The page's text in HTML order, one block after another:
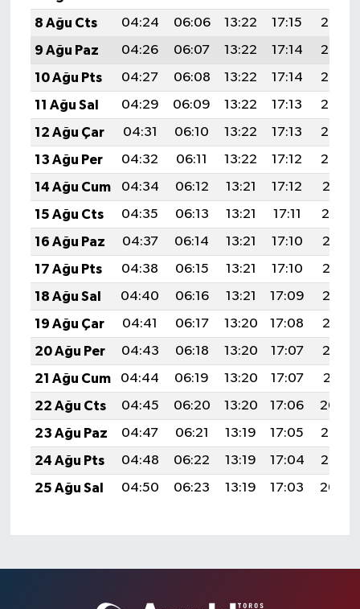
8 Ağu Cts
04:24 06:06 13:22 17:15
20:29
9 Ağu Paz
04:26 06:07 13:22 17:14
20:27
10 Ağu Pts
04:27 06:08 13:22 17:14
20:26
11 Ağu Sal
04:29 06:09 13:22 17:13
20:25
12 Ağu Çar
04:31 06:10 13:22 17:13
20:23
13 Ağu Per
04:32 06:11 13:22 17:12
20:22
14 Ağu Cum
04:34 06:12 13:21 17:12
20:21
15 Ağu Cts
04:35 06:13 13:21 17:11
20:19
16 Ağu Paz
04:37 06:14 13:21 17:10
20:18
17 Ağu Pts
04:38 06:15 13:21 17:10
20:16
18 Ağu Sal
04:40 06:16 13:21 17:09
20:15
19 Ağu Çar
04:41 06:17 13:20 17:08
20:13
20 Ağu Per
04:43 06:18 13:20 17:07
20:12
21 Ağu Cum
04:44 06:19 13:20 17:07
20:11
22 Ağu Cts
04:45 06:20 13:20 17:06
20:09
23 Ağu Paz
04:47 06:21 13:19 17:05
20:07
24 Ağu Pts
04:48 06:22 13:19 17:04
20:06
25 Ağu Sal
04:50 06:23 13:19 17:03 20:04